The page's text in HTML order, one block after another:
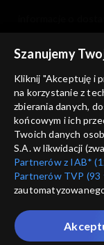
Szanujemy
Kliknij "Akceptuję i
na korzystanie z
zbierania danych,
końcowym i ich
Twoich danych
S.A. w likwidacji
Partnerów z IAB*
Partnerów TVP (93
które wskazujemy
przez nas